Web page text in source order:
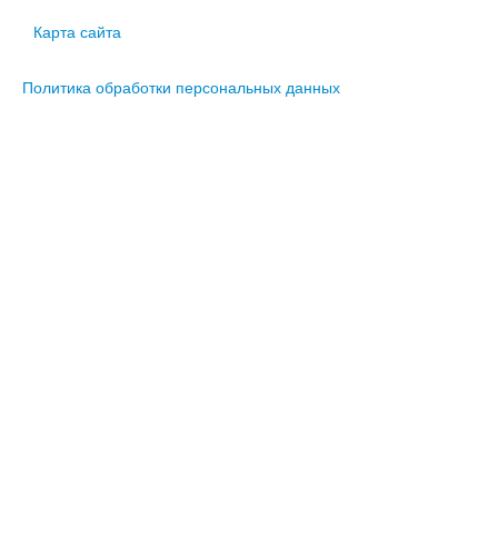
Карта сайта
Политика обработки персональных данных